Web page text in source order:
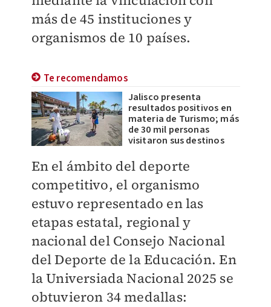
más de 45 instituciones y
organismos de 10 países.
Te recomendamos
Jalisco presenta
resultados positivos en
materia de Turismo; más
de 30 mil personas
visitaron sus destinos
En el ámbito del deporte
competitivo, el organismo
estuvo representado en las
etapas estatal, regional y
nacional del Consejo Nacional
del Deporte de la Educación. En
la Universiada Nacional 2025 se
obtuvieron 34 medallas: